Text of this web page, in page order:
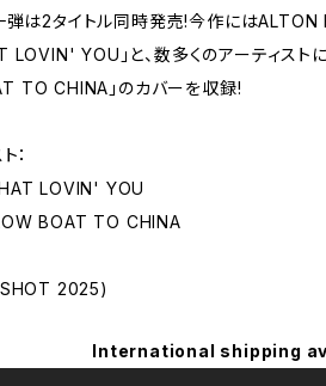
弾は2タイトル同時発売!今作にはALTON
LOVIN' YOU」と、数多くのアーティスト
TO CHINA」のカバーを収録!
：
LOVIN' YOU
BOAT TO CHINA
2025)
International shipping